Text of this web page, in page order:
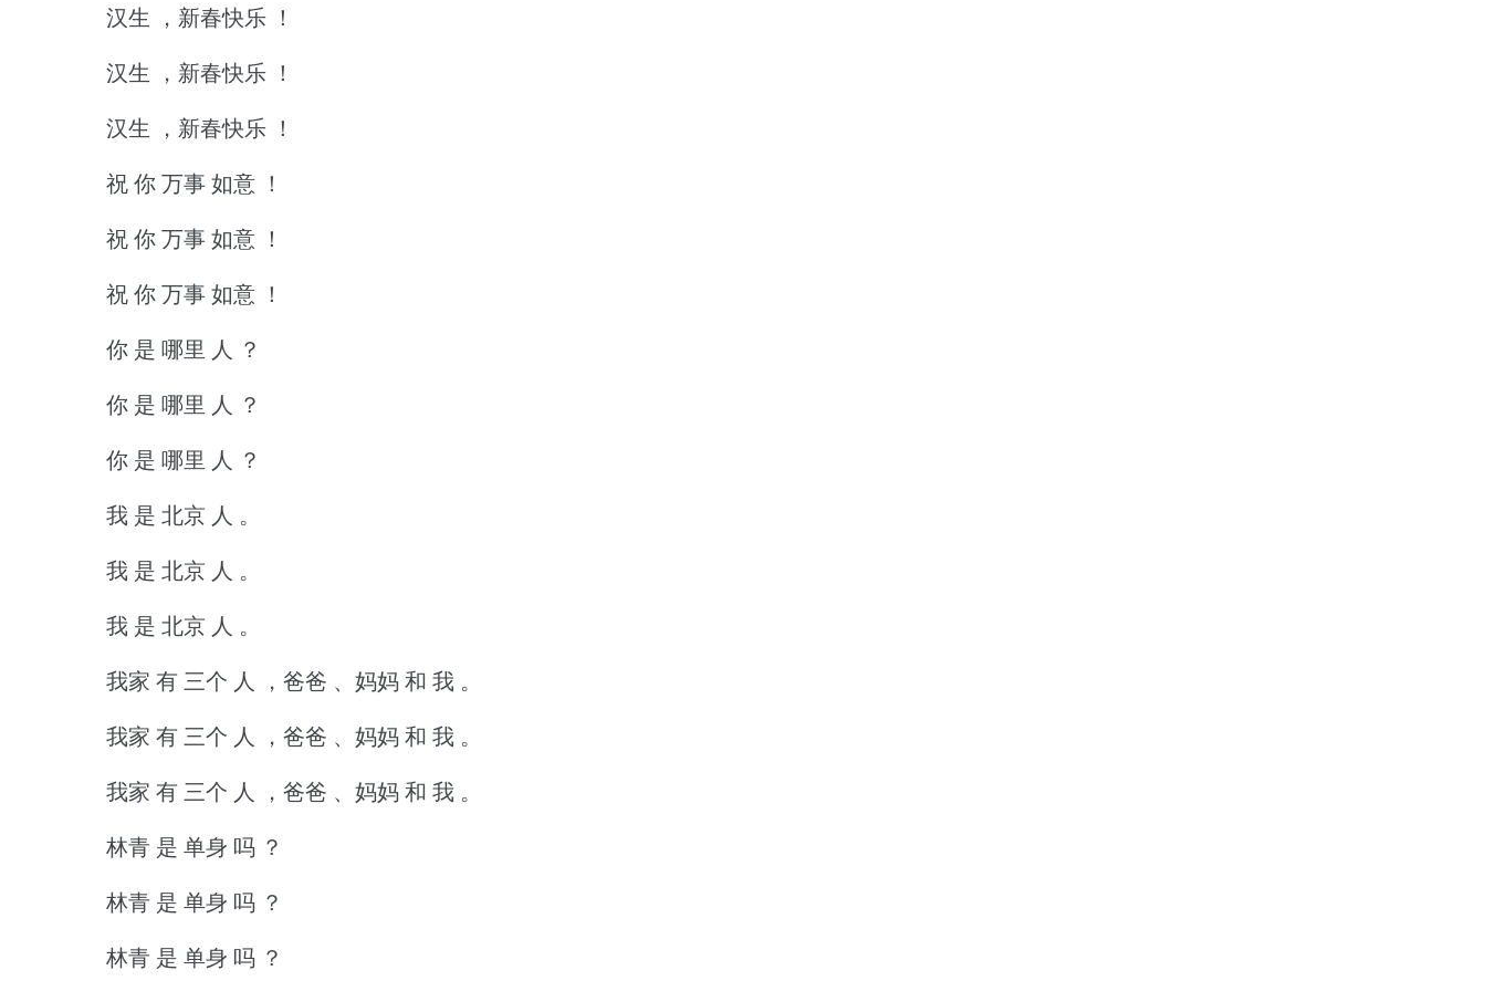
汉生 ，新春快乐 ！
汉生 ，新春快乐 ！
汉生 ，新春快乐 ！
祝 你 万事 如意 ！
祝 你 万事 如意 ！
祝 你 万事 如意 ！
你 是 哪里 人 ？
你 是 哪里 人 ？
你 是 哪里 人 ？
我 是 北京 人 。
我 是 北京 人 。
我 是 北京 人 。
我家 有 三个 人 ，爸爸 、妈妈 和 我 。
我家 有 三个 人 ，爸爸 、妈妈 和 我 。
我家 有 三个 人 ，爸爸 、妈妈 和 我 。
林青 是 单身 吗 ？
林青 是 单身 吗 ？
林青 是 单身 吗 ？